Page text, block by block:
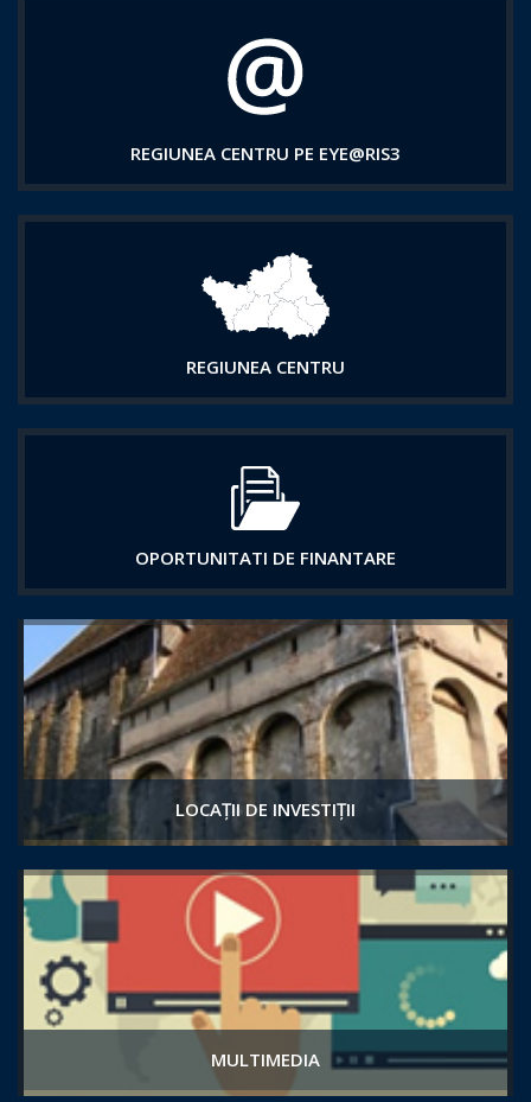
REGIUNEA CENTRU PE EYE@RIS3
REGIUNEA CENTRU
OPORTUNITATI DE FINANTARE
LOCAȚII DE INVESTIȚII
MULTIMEDIA